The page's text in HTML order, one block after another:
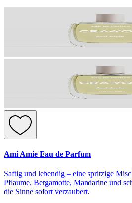
Ami Amie Eau de Parfum
Saftig und lebendig – eine spritzige
Pflaume, Bergamotte, Mandarine und
die Sinne sofort verzaubert.